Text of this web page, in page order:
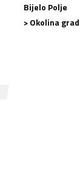
Bijelo Polje
> Okolina